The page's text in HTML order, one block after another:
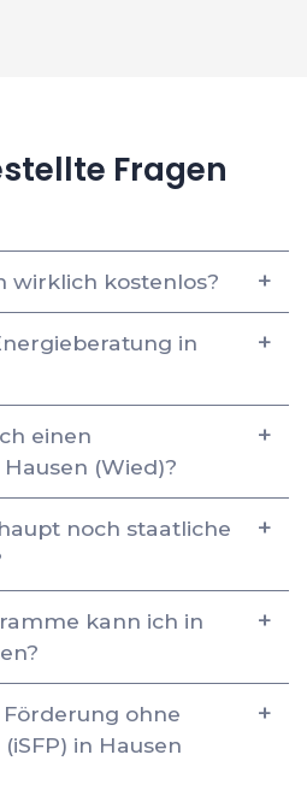
Fragen
wirklich kostenlos?
in
einen
(Wied)?
noch staatliche
kann ich in
ohne
in Hausen